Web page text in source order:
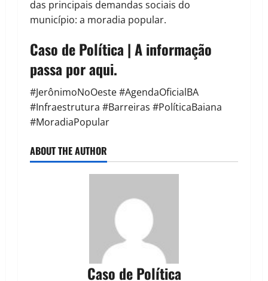
das principais demandas sociais do
município: a moradia popular.
Caso de Política | A informação
passa por aqui.
#JerônimoNoOeste #AgendaOficialBA
#Infraestrutura #Barreiras #PolíticaBaiana
#MoradiaPopular
ABOUT THE AUTHOR
Caso de Política